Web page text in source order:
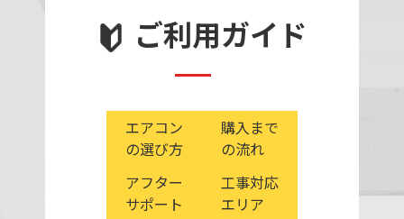
ご利用ガイド
エアコン
の選び方
購入まで
の流れ
アフター
サポート
工事対応
エリア